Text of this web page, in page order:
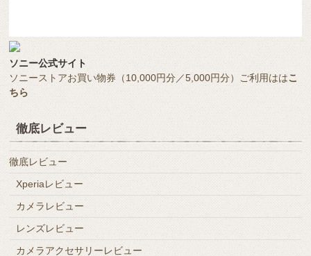
ソニー公式サイト
ソニーストアお買い物券（10,000円分／5,000円分）ご利用ははこ
ちら
徹底レビュー
徹底レビュー
Xperiaレビュー
カメラレビュー
レンズレビュー
カメラアクセサリーレビュー